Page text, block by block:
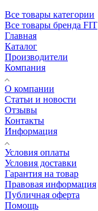
Все товары категории
Все товары бренда FIT
Главная
Каталог
Производители
Компания
О компании
Статьи и новости
Отзывы
Контакты
Информация
Условия оплаты
Условия доставки
Гарантия на товар
Правовая информация
Публичная оферта
Помощь